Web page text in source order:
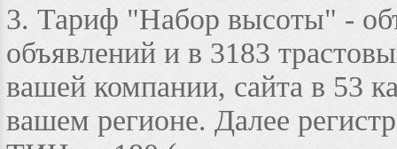
3. Тариф "Набор высоты" -
объявлений и в 3183
вашей компании, сайта в 53
вашем регионе. Далее